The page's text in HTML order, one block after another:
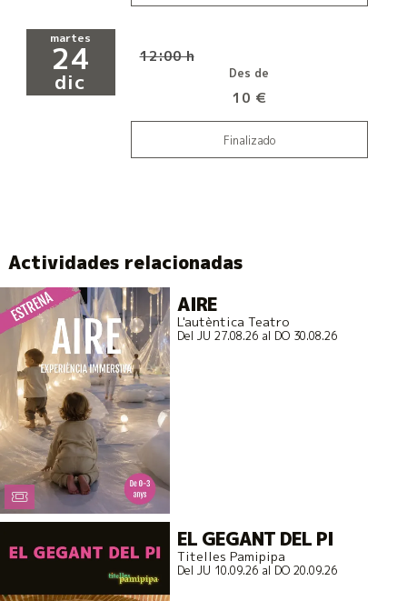
martes
24
dic
12:00 h
Des de
10 €
Finalizado
Actividades relacionadas
AIRE
L'autèntica Teatro
Del JU 27.08.26al DO 30.08.26
EL GEGANT DEL PI
Titelles Pamipipa
Del JU 10.09.26al DO 20.09.26